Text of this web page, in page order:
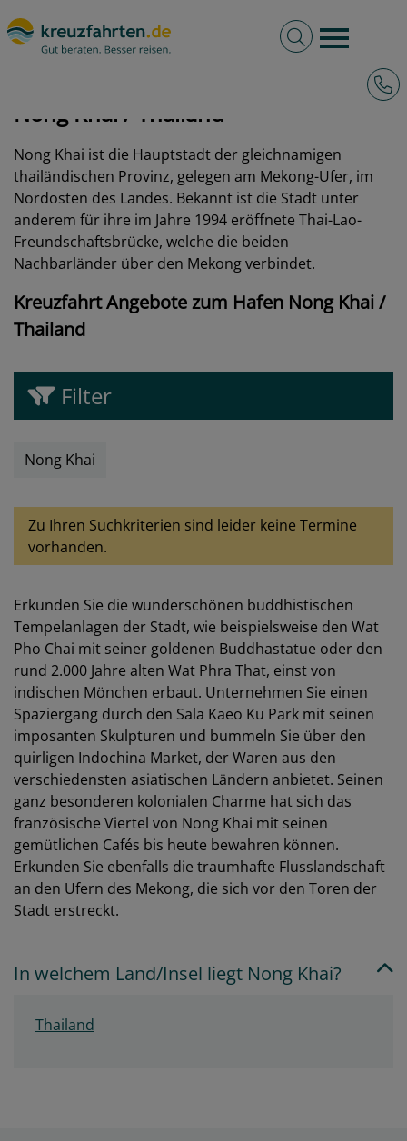
Burger
Volltextsuche
Nong Khai / Thailand
Nong Khai ist die Hauptstadt der gleichnamigen
thailändischen Provinz, gelegen am Mekong-Ufer, im
Nordosten des Landes. Bekannt ist die Stadt unter
anderem für ihre im Jahre 1994 eröffnete Thai-Lao-
Freundschaftsbrücke, welche die beiden
Nachbarländer über den Mekong verbindet.
Kreuzfahrt Angebote zum Hafen Nong Khai /
Thailand
Filter
Nong Khai
Zu Ihren Suchkriterien sind leider keine Termine
vorhanden.
Erkunden Sie die wunderschönen buddhistischen
Tempelanlagen der Stadt, wie beispielsweise den Wat
Pho Chai mit seiner goldenen Buddhastatue oder den
rund 2.000 Jahre alten Wat Phra That, einst von
indischen Mönchen erbaut. Unternehmen Sie einen
Spaziergang durch den Sala Kaeo Ku Park mit seinen
imposanten Skulpturen und bummeln Sie über den
quirligen Indochina Market, der Waren aus den
verschiedensten asiatischen Ländern anbietet. Seinen
ganz besonderen kolonialen Charme hat sich das
französische Viertel von Nong Khai mit seinen
gemütlichen Cafés bis heute bewahren können.
Erkunden Sie ebenfalls die traumhafte Flusslandschaft
an den Ufern des Mekong, die sich vor den Toren der
Stadt erstreckt.
In welchem Land/Insel liegt Nong Khai?
Thailand